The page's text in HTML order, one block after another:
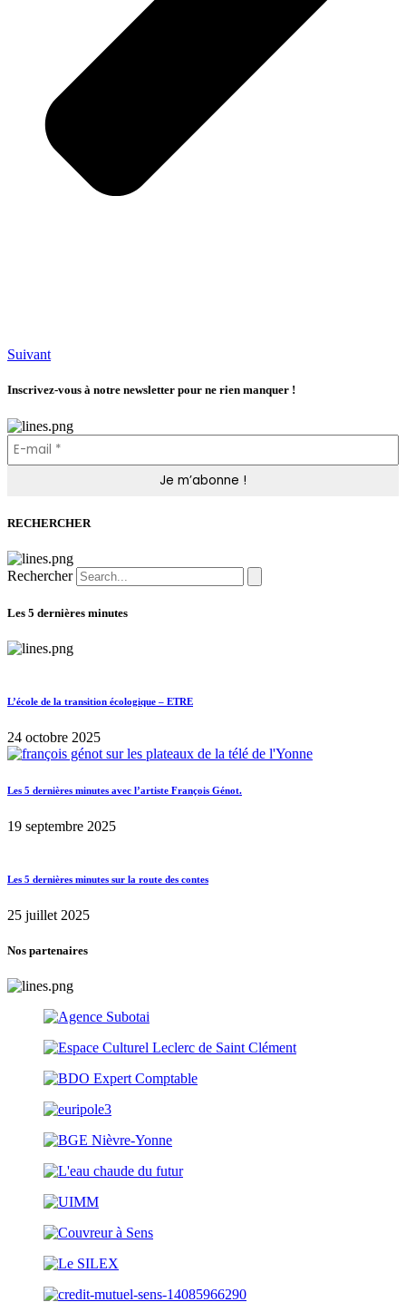
Suivant
Inscrivez-vous à notre newsletter pour ne rien manquer !
RECHERCHER
Rechercher
Les 5 dernières minutes
L’école de la transition écologique – ETRE
24 octobre 2025
Les 5 dernières minutes avec l’artiste François Génot.
19 septembre 2025
Les 5 dernières minutes sur la route des contes
25 juillet 2025
Nos partenaires